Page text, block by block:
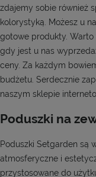
zdajemy sobie również
kolorystyką. Możesz u
gotowe produkty. Warto
gdy jest u nas
ceny. Za każdym
budżetu. Serdecznie
naszym sklepie
Poduszki na
Poduszki Setgarden są
atmosferyczne i
przystosowane do